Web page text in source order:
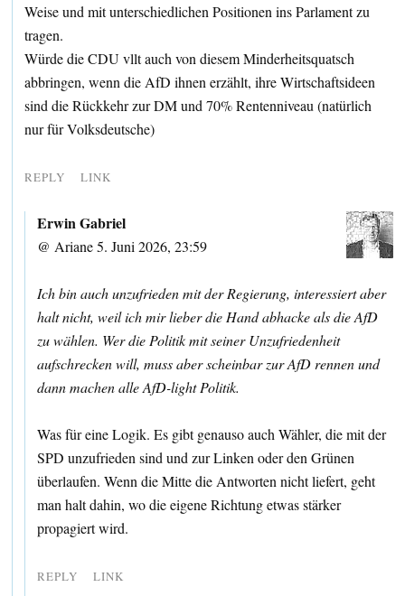
Weise und mit unterschiedlichen Positionen ins Parlament zu
tragen.
Würde die CDU vllt auch von diesem Minderheitsquatsch
abbringen, wenn die AfD ihnen erzählt, ihre Wirtschaftsideen
sind die Rückkehr zur DM und 70% Rentenniveau (natürlich
nur für Volksdeutsche)
REPLY LINK
Erwin Gabriel
@ Ariane 5. Juni 2026, 23:59
Ich bin auch unzufrieden mit der Regierung, interessiert aber
halt nicht, weil ich mir lieber die Hand abhacke als die AfD
zu wählen. Wer die Politik mit seiner Unzufriedenheit
aufschrecken will, muss aber scheinbar zur AfD rennen und
dann machen alle AfD-light Politik.
Was für eine Logik. Es gibt genauso auch Wähler, die mit der
SPD unzufrieden sind und zur Linken oder den Grünen
überlaufen. Wenn die Mitte die Antworten nicht liefert, geht
man halt dahin, wo die eigene Richtung etwas stärker
propagiert wird.
REPLY LINK